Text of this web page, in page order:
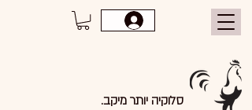
סלוקיה יותר מיקב.